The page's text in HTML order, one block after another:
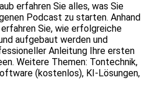
erfahren Sie alles, was Sie
Podcast zu starten. Anhand
Sie, wie erfolgreiche
aufgebaut werden und
Anleitung Ihre ersten
Weitere Themen: Tontechnik,
(kostenlos), KI-Lösungen,